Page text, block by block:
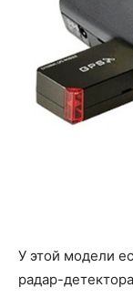
У этой модели
радар-